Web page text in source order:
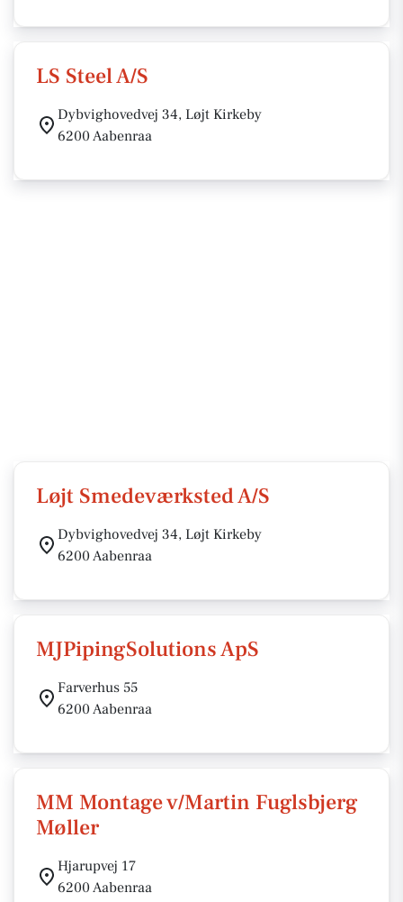
LS Steel A/S
Dybvighovedvej 34, Løjt Kirkeby
6200 Aabenraa
Løjt Smedeværksted A/S
Dybvighovedvej 34, Løjt Kirkeby
6200 Aabenraa
MJPipingSolutions ApS
Farverhus 55
6200 Aabenraa
MM Montage v/Martin Fuglsbjerg
Møller
Hjarupvej 17
6200 Aabenraa